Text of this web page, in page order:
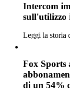
Intercom
sull'utilizzo
Leggi la storia
Fox Sports
di un 54%